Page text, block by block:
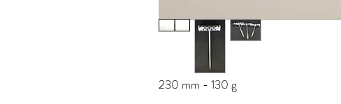
230 mm - 130 g